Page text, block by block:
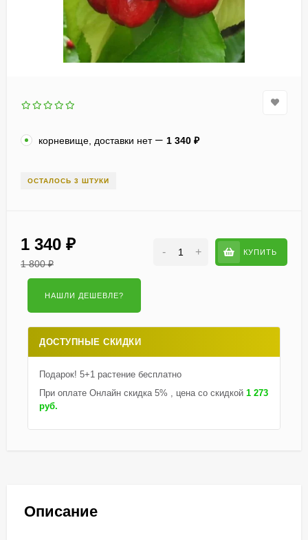
корневище, доставки нет 1 340 ₽
ОСТАЛОСЬ 3 ШТУКИ
1 340 ₽
1 800₽
- + КУПИТЬ
ДОСТУПНЫЕ СКИДКИ
Подарок! 5+1 растение бесплатно
При оплате Онлайн скидка 5% , цена со скидкой 1 273
руб.
Описание